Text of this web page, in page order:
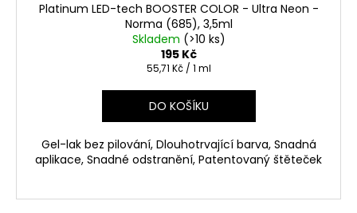
Platinum LED-tech BOOSTER COLOR - Ultra Neon -
Norma (685), 3,5ml
Skladem (>10 ks)
195 Kč
Měrná
55,71 Kč / 1 ml
DO KOŠÍKU
Gel-lak bez pilování, Dlouhotrvající barva, Snadná
aplikace, Snadné odstranění, Patentovaný štěteček